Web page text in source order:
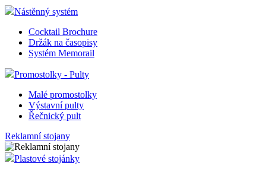
Nástěnný systém
Cocktail Brochure
Držák na časopisy
Systém Memorail
Promostolky - Pulty
Malé promostolky
Výstavní pulty
Řečnický pult
Reklamní stojany
Plastové stojánky